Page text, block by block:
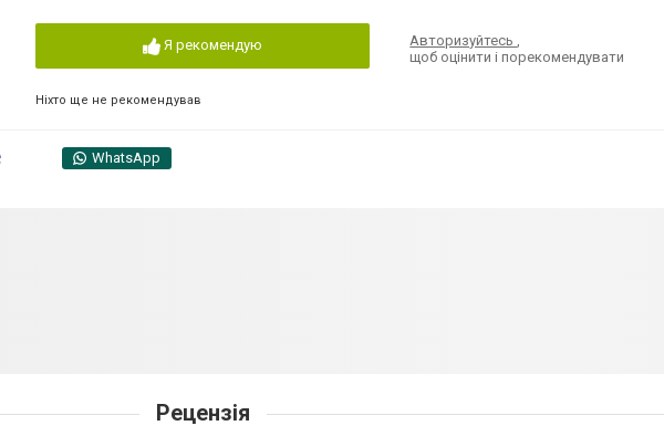
Я рекомендую
Ніхто ще не рекомендував
Авторизуйтесь,
щоб оцінити і порекомендувати
WhatsApp
Рецензія